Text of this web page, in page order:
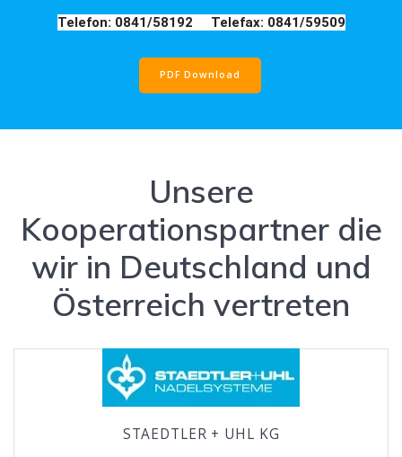
Telefon: 0841/58192 Telefax: 0841/59509
PDF Download
Unsere
Kooperationspartner die
wir in Deutschland und
Österreich vertreten
STAEDTLER + UHL KG